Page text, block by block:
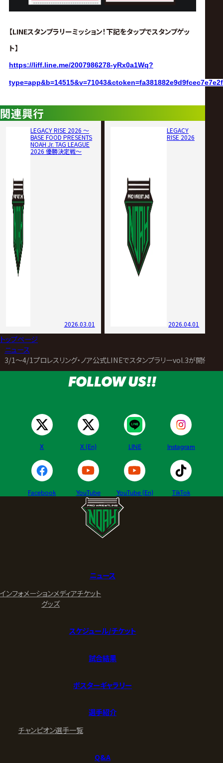
【LINEスタンプラリーミッション！下記をタップでスタンプゲッ
ト】
https://liff.line.me/2007986278-yRx0a1Wq?
関連興行
LEGACY RISE 2026 ～
BASE FOOD PRESENTS
NOAH Jr. TAG LEAGUE
2026 優勝決定戦～
2026.03.01
LEGACY
RISE 2026
2026.04.01
トップページ
ニュース
3/1～4/1プロレスリング・ノア公式LINEでスタンプラリーvol.3が開催！東
FOLLOW US!!
X X (En) LINE Instagram
Facebook YouTube YouTube (En) TikTok
ニュース
インフォメーションメディアチケット
グッズ
スケジュール/チケット
試合結果
ポスターギャラリー
選手紹介
チャンピオン選手一覧
Q&A